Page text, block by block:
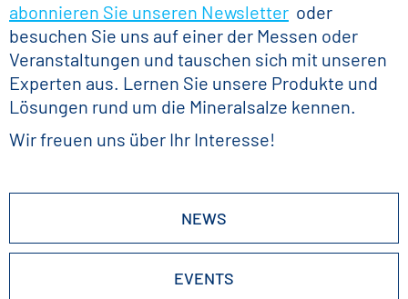
abonnieren Sie unseren Newsletter oder
besuchen Sie uns auf einer der Messen oder
Veranstaltungen und tauschen sich mit unseren
Experten aus. Lernen Sie unsere Produkte und
Lösungen rund um die Mineralsalze kennen.
Wir freuen uns über Ihr Interesse!
NEWS
EVENTS